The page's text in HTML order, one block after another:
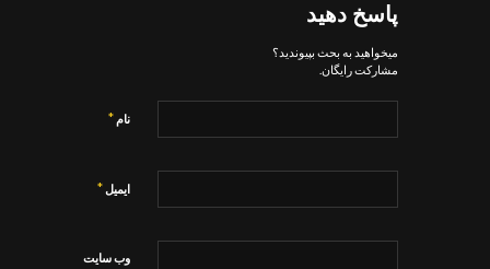
پاسخ دهید
میخواهید به بحث بپیوندید؟
مشارکت رایگان.
نام *
ایمیل *
وب‌ سایت